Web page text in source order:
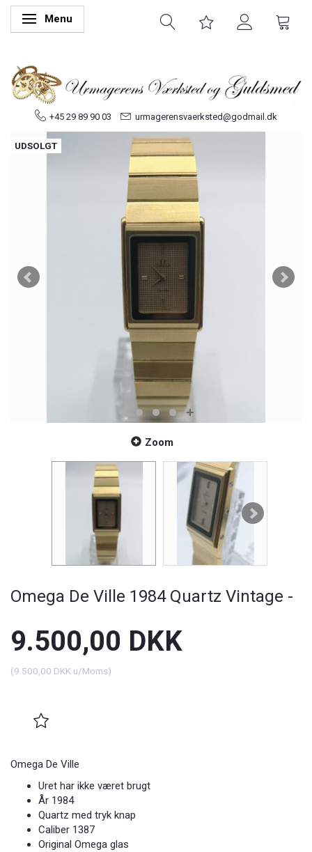
Skifte navigation
Menu
+45 29 89 90 03 urmagerensvaerksted@godmail.dk
UDSOLGT
Zoom
Omega De Ville 1984 Quartz Vintage -
9.500,00 DKK
(9.500,00 DKK u/Moms)
Omega De Ville
Uret har ikke været brugt
År 1984
Quartz med tryk knap
Caliber 1387
Original Omega glas